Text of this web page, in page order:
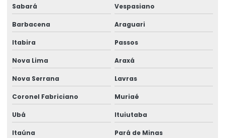
Manutenção preventiva em talhas elétricas
Montagem de caminho de rolamento
Montagem De Equipamentos De Elevação
Montagem De Pontes Rolantes Seguras
Montagem e desmontagem de ponte rolante
Sabará Vespasiano
Barbacena Araguari
Itabira Passos
Nova Lima Araxá
Nova Serrana Lavras
Coronel Fabriciano Muriaé
Ubá Ituiutaba
Itaúna Pará de Minas